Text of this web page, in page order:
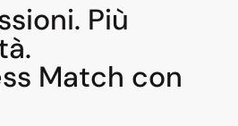
Più
Match con